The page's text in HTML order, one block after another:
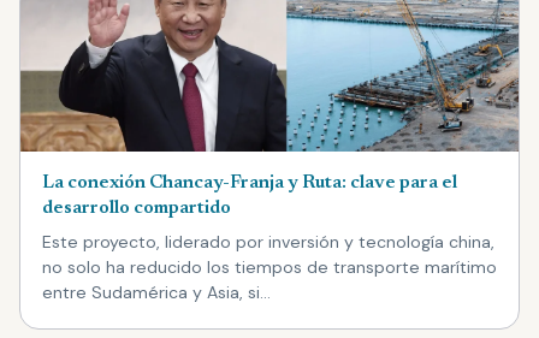
La conexión Chancay-Franja y Ruta: clave para el
desarrollo compartido
Este proyecto, liderado por inversión y tecnología china,
no solo ha reducido los tiempos de transporte marítimo
entre Sudamérica y Asia, si…